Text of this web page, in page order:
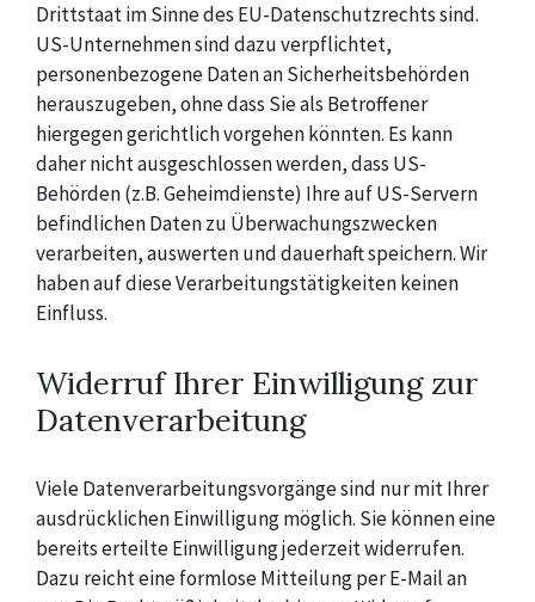
Drittstaat im Sinne des EU-Datenschutzrechts sind.
US-Unternehmen sind dazu verpflichtet,
personenbezogene Daten an Sicherheitsbehörden
herauszugeben, ohne dass Sie als Betroffener
hiergegen gerichtlich vorgehen könnten. Es kann
daher nicht ausgeschlossen werden, dass US-
Behörden (z.B. Geheimdienste) Ihre auf US-Servern
befindlichen Daten zu Überwachungszwecken
verarbeiten, auswerten und dauerhaft speichern. Wir
haben auf diese Verarbeitungstätigkeiten keinen
Einfluss.
Widerruf Ihrer Einwilligung zur
Datenverarbeitung
Viele Datenverarbeitungsvorgänge sind nur mit Ihrer
ausdrücklichen Einwilligung möglich. Sie können eine
bereits erteilte Einwilligung jederzeit widerrufen.
Dazu reicht eine formlose Mitteilung per E-Mail an